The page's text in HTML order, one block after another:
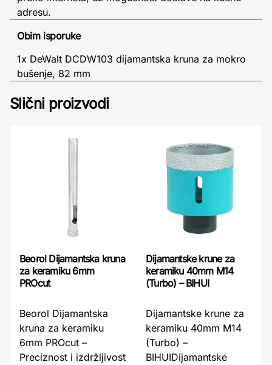
adresu.
Obim isporuke
1x DeWalt DCDW103 dijamantska kruna za mokro
bušenje, 82 mm
Slični proizvodi
Beorol Dijamantska kruna
za keramiku 6mm
PROcut
Beorol Dijamantska
kruna za keramiku
6mm PROcut –
Preciznost i izdržljivost
Dijamantske krune za
keramiku 40mm M14
(Turbo) – BIHUI
Dijamantske krune za
keramiku 40mm M14
(Turbo) –
BIHUIDijamantske